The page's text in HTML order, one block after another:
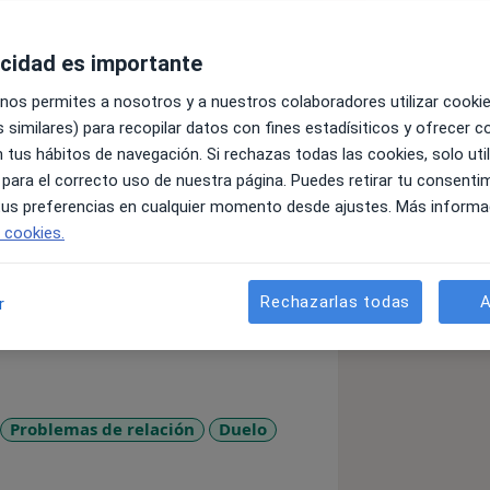
es escucharte, analizar tu
tu bienestar.
puede ser para ti gestionar por tu
es complicado.
aquí me tienes.
emociones.
y gestión del tiempo, entre
Problemas de relación
Duelo
es importante
permites a nosotros y a nuestros colaboradores utilizar
similares) para recopilar datos con fines estadísiticos y ofrecer
tus hábitos de navegación. Si rechazas todas las cookies, solo
el correcto uso de nuestra página. Puedes retirar tu
preferencias en cualquier momento desde ajustes. Más
Rechazarlas todas